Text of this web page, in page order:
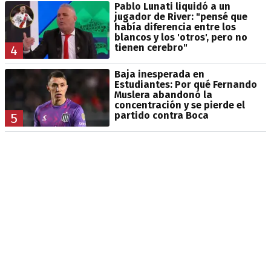
4
Pablo Lunati liquidó a un
jugador de River: "pensé que
había diferencia entre los
blancos y los 'otros', pero no
tienen cerebro"
5
Baja inesperada en
Estudiantes: Por qué Fernando
Muslera abandonó la
concentración y se pierde el
partido contra Boca